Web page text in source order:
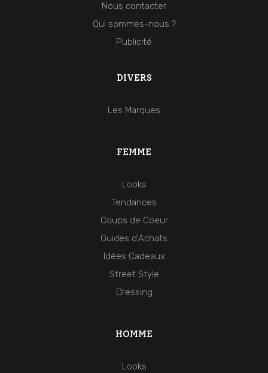
HOMME
Looks
FEMME
Looks
Tendances
Coups de Coeur
Guides d'Achats
Idées Cadeaux
Street Style
Dressing
Nous contacter
Qui sommes-nous ?
Publicité
DIVERS
Les Marques